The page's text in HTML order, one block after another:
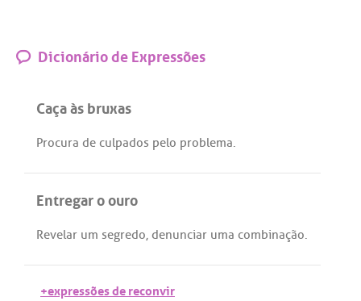
Dicionário de Expressões
Caça às bruxas
Procura de culpados pelo problema.
Entregar o ouro
Revelar um segredo, denunciar uma combinação.
+expressões de reconvir